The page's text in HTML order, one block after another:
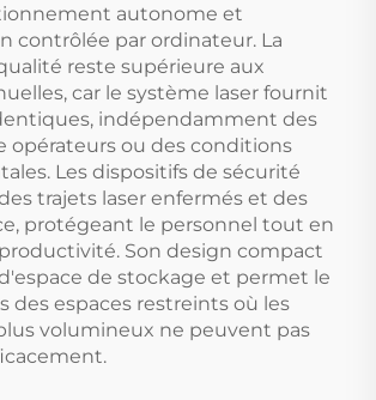
autonome et
contrôlée par ordinateur. La
reste supérieure aux
car le système laser fournit
indépendamment des
opérateurs ou des conditions
Les dispositifs de sécurité
trajets laser enfermés et des
protégeant le personnel tout en
Son design compact
de stockage et permet le
des espaces restreints où les
volumineux ne peuvent pas